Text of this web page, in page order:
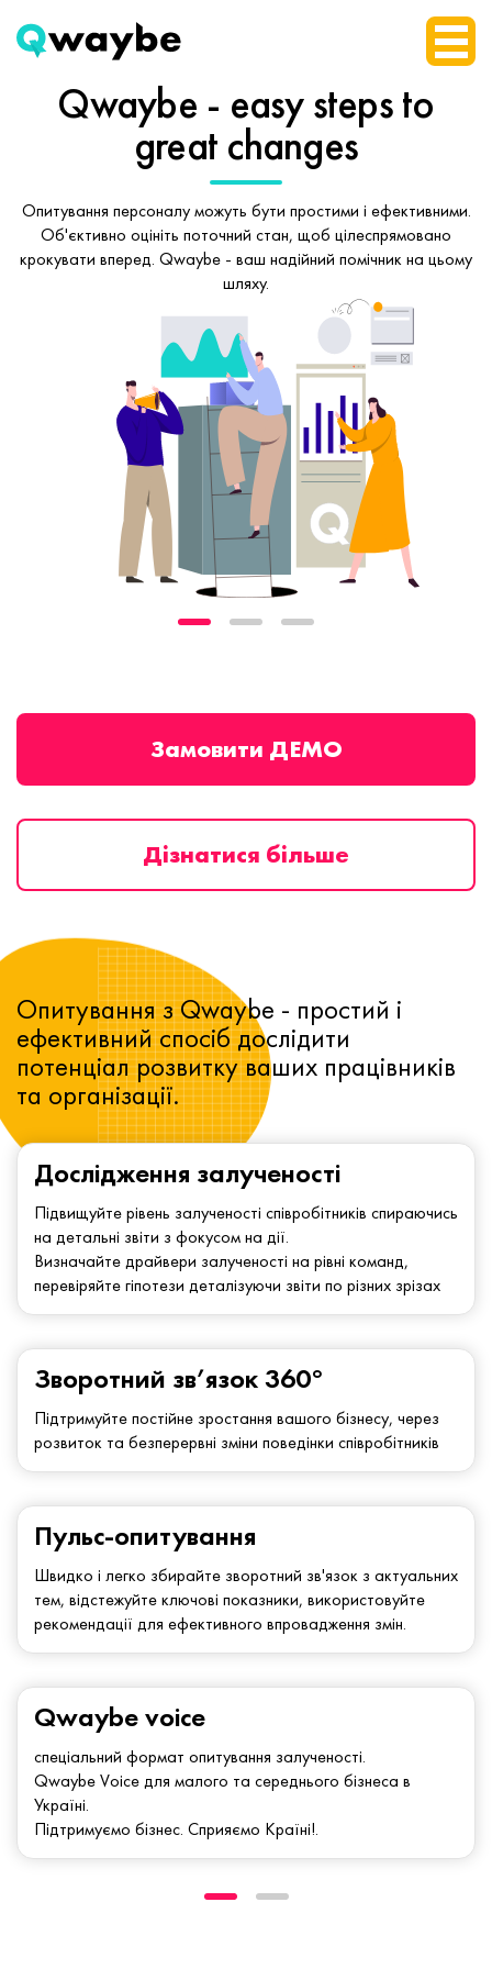
Qwaybe - easy stepsto
great changes
Опитування персоналу можуть бути простими і ефективними.
Об'єктивно оцініть поточний стан, щоб цілеспрямовано
крокувати вперед. Qwaybe - ваш надійний помічник на цьому
шляху.
Замовити ДЕМО
Дізнатися більше
Дослідження залученості
Підвищуйте рівень залученості співробітників спираючись
на детальні звіти з фокусом на дії.
Визначайте драйвери залученості на рівні команд,
перевіряйте гіпотези деталізуючи звіти по різних зрізах
Зворотний зв’язок 360°
Підтримуйте постійне зростання вашого бізнесу, через
розвиток та безперервні зміни поведінки співробітників
Опитування з Qwaybe - простий і
ефективний спосіб дослідити
потенціал розвитку ваших працівників
та організації.
Qwaybe voice
спеціальний формат опитування залученості.
Qwaybe Voice для малого та середнього бізнеса в
Україні.
Підтримуємо бізнес. Сприяємо Країні!.
Пульс-опитування
Швидко і легко збирайте зворотний зв'язок з актуальних
тем, відстежуйте ключові показники, використовуйте
рекомендації для ефективного впровадження змін.